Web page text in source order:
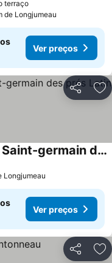
terraço
de Longjumeau
Ver preços
Partilhar
Notre-Dame luxury Suite in Saint-germain des prés Latin quarter
Longjumeau
Ver preços
Partilhar